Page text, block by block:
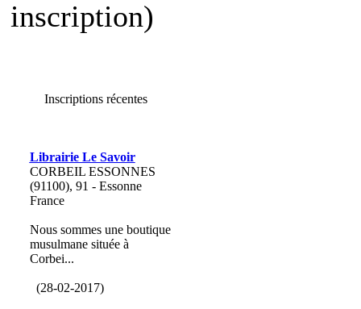
inscription)
Inscriptions récentes
Librairie Le Savoir
CORBEIL ESSONNES
(91100), 91 - Essonne
France
Nous sommes une boutique
musulmane située à
Corbei...
(28-02-2017)